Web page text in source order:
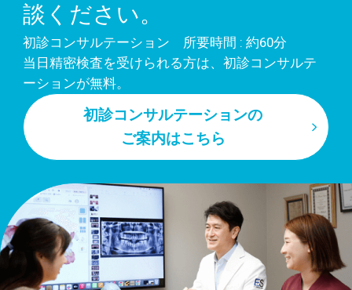
談ください。
初診コンサルテーション 所要時間 : 約60分
当日精密検査を受けられる方は、初診コンサルテ
ーションが無料。
初診コンサルテーションの
ご案内はこちら